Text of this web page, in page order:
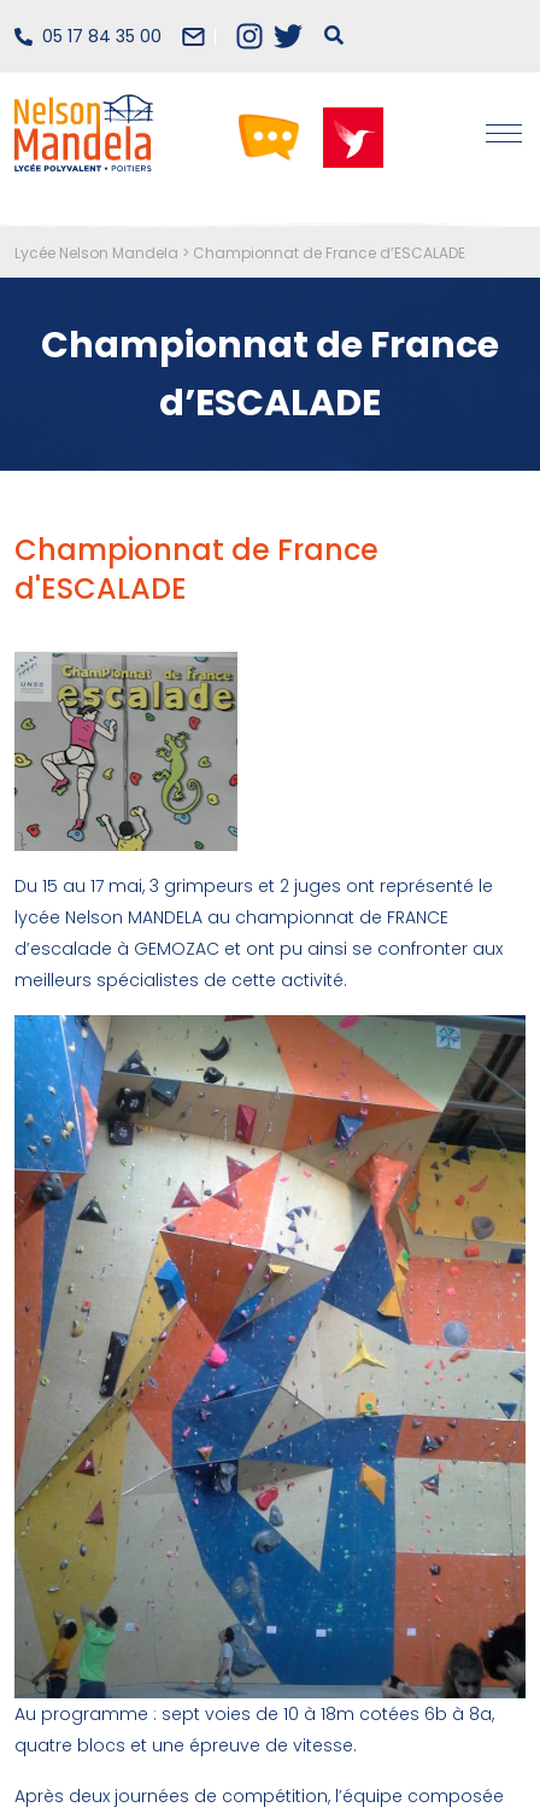
05 17 84 35 00
Lycée Nelson Mandela > Championnat de France d’ESCALADE
Championnat de France
d’ESCALADE
Championnat de France
d'ESCALADE
Du 15 au 17 mai, 3 grimpeurs et 2 juges ont représenté le
lycée Nelson MANDELA au championnat de FRANCE
d’escalade à GEMOZAC et ont pu ainsi se confronter aux
meilleurs spécialistes de cette activité.
Au programme : sept voies de 10 à 18m cotées 6b à 8a,
quatre blocs et une épreuve de vitesse.
Après deux journées de compétition, l’équipe composée